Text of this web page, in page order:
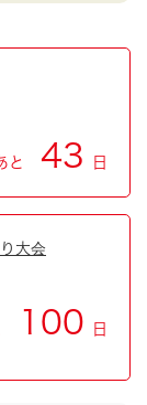
と 43 日
大会
100 日